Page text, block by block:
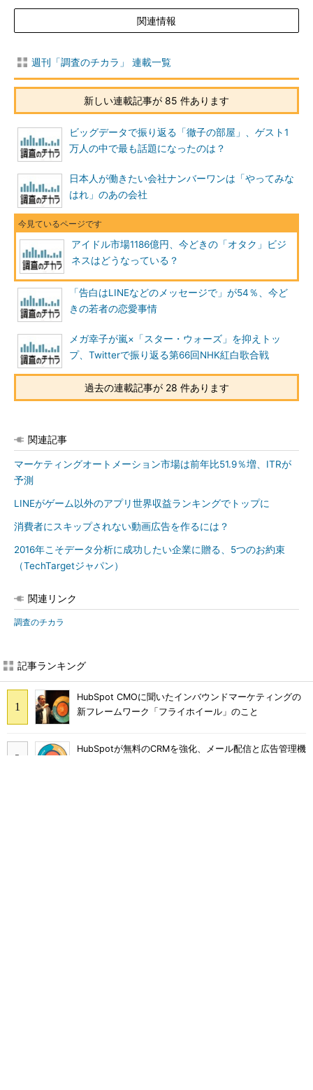
関連情報
週刊「調査のチカラ」 連載一覧
新しい連載記事が 85 件あります
ビッグデータで振り返る「徹子の部屋」、ゲスト1
万人の中で最も話題になったのは？
日本人が働きたい会社ナンバーワンは「やってみな
はれ」のあの会社
アイドル市場1186億円、今どきの「オタク」ビジ
ネスはどうなっている？
「告白はLINEなどのメッセージで」が54％、今ど
きの若者の恋愛事情
メガ幸子が嵐×「スター・ウォーズ」を抑えトッ
プ、Twitterで振り返る第66回NHK紅白歌合戦
過去の連載記事が 28 件あります
関連記事
マーケティングオートメーション市場は前年比51.9％増、ITRが
予測
LINEがゲーム以外のアプリ世界収益ランキングでトップに
消費者にスキップされない動画広告を作るには？
2016年こそデータ分析に成功したい企業に贈る、5つのお約束
（TechTargetジャパン）
関連リンク
調査のチカラ
記事ランキング
HubSpot CMOに聞いたインバウンドマーケティングの
新フレームワーク「フライホイール」のこと
HubSpotが無料のCRMを強化、メール配信と広告管理機